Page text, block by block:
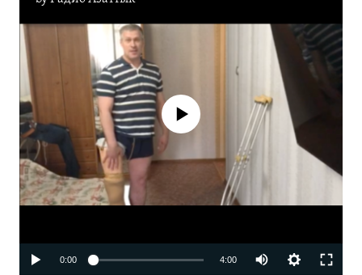
No media source currently available
0:00 4:00